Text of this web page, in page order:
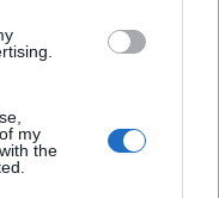
my
the
του, το
ζωντανό
τη Μυτιλήνη,
αξία.